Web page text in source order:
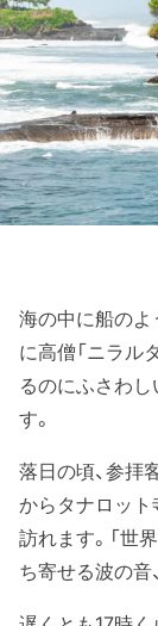
海の中に船のよ
に高僧「ニラル
るのにふさわし
す。
落日の頃、参拝
からタナロット
訪れます。「世
ち寄せる波の音